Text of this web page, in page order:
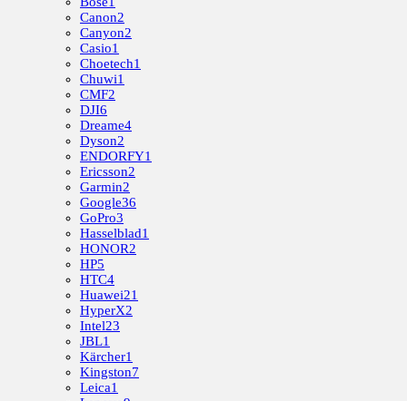
Canon2
Canyon2
Casio1
Choetech1
Chuwi1
CMF2
DJI6
Dreame4
Dyson2
ENDORFY1
Ericsson2
Garmin2
Google36
GoPro3
Hasselblad1
HONOR2
HP5
HTC4
Huawei21
HyperX2
Intel23
JBL1
Kärcher1
Kingston7
Leica1